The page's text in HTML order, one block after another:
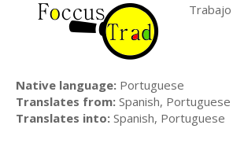
Native language: Portuguese
Translates from: Spanish, Portuguese
Translates into: Spanish, Portuguese